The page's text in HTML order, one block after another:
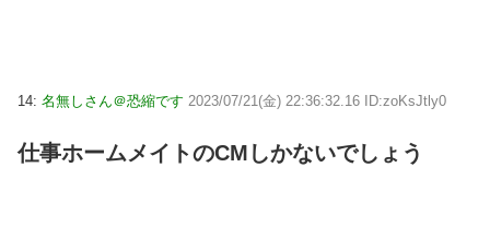
14: 名無しさん＠恐縮です 2023/07/21(金) 22:36:32.16 ID:zoKsJtly0
仕事ホームメイトのCMしかないでしょう